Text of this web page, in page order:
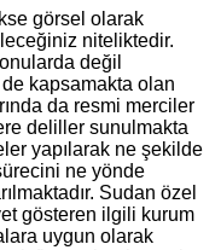
görsel olarak
niteliktedir.
değil
de kapsamakta olan
da resmi merciler
deliller sunulmakta
yapılarak ne şekilde
ne yönde
Sudan özel
gösteren ilgili kurum
uygun olarak